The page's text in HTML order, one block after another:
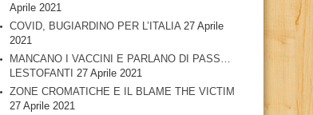
Aprile 2021
COVID, BUGIARDINO PER L’ITALIA 27 Aprile
2021
MANCANO I VACCINI E PARLANO DI PASS…
LESTOFANTI 27 Aprile 2021
ZONE CROMATICHE E IL BLAME THE VICTIM
27 Aprile 2021